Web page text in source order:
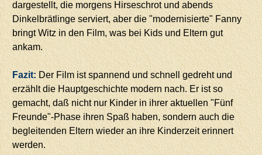
dargestellt, die morgens Hirseschrot und abends
Dinkelbrätlinge serviert, aber die "modernisierte" Fanny
bringt Witz in den Film, was bei Kids und Eltern gut
ankam.
Fazit:Der Film ist spannend und schnell gedreht und
erzählt die Hauptgeschichte modern nach. Er ist so
gemacht, daß nicht nur Kinder in ihrer aktuellen "Fünf
Freunde"-Phase ihren Spaß haben, sondern auch die
begleitenden Eltern wieder an ihre Kinderzeit erinnert
werden.